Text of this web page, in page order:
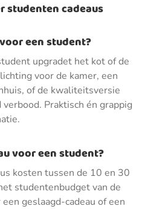
studenten cadeaus
een student?
upgradet het kot of de
voor de kamer, een
of de kwaliteitsversie
Praktisch én grappig
voor een student?
kosten tussen de 10 en 30
studentenbudget van de
geslaagd-cadeau of een